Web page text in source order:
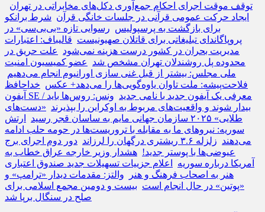
توقف موقت اجرای احکام جمع‌آوری دکل‌های مخابراتی در تهران
ایجاد حرکت عمومی قرآنی در جلسات خانگی قرآن شرط برانکو
برای بازگشت به پرسپولیس رسوایی تازه «بی‌بی‌سی» در
پروپاگاندای تبلیغاتی برای قاتلان صهیونیست قالیباف: اعتبارات
مدیریت بحران در کشور درست هزینه نمی‌شود
علت حریق در
محدوده پل روشندلان تهران مشخص شد
عضو کمیسیون امنیت
ملی مجلس: بیشتر از قبل غنی سازی اورانیوم انجام می‌دهیم
فلاحت‌پیشه: ملت تاوان یاوه‌گویی‌ها را می‌دهد+ عکس خداحافظ
آیفون SE / معرفی یک آیفون جدید با نامی جدید ونس: روس‌ها باید
بیدار شوند و واقعیت‌های مربوط به اوکراین را بپذیرند «دست‌های
طلایی» ۲۰۲۵ سازمان جهانی مایم به ساسان قجر رسید
ارتش
سوریه: نیروهای ما به مقابله با تروریست‌ها در حومه حلب ادامه
می‌دهند زلزله ۳.۶ ریشتری درگهان را لرزاند
دور دوم اجرای برج
عیوضی‌ها با پوستر جدید! هشدار وزیر خارجه عراق خطاب به
آمریکا درباره سوریه
اعلام جزییات تسهیلات جدید صندوق اعتباری
هنر به اصحاب فرهنگ و هنر
والتز: مقدمات دیدار «ترامپ» و
«پوتین» در حال انجام است بیست و دومین مجمع اسلامی برای
صلح در سنگال برپا شد